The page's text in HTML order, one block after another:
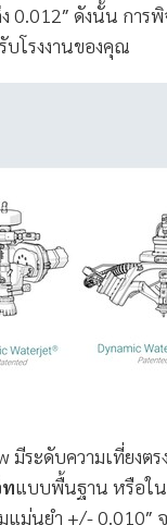
0.012″ ดังนั้น การ
โรงงานของคุณ
มีระดับความเที่ยงต
แบบพื้นฐาน หรือใน
แม่นยำ +/- 0.010″